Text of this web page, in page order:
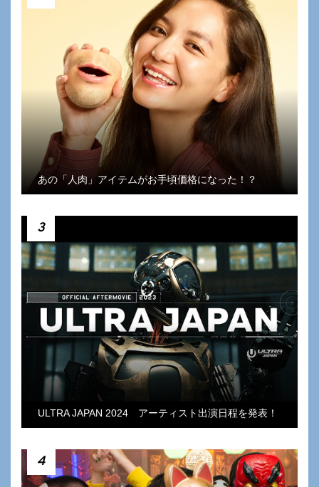
あの「人肉」アイテムがお手頃価格になった！？
3
ULTRA JAPAN 2024 アーティスト出演日程を発表！
4